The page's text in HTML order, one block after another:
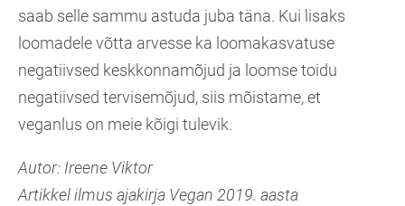
saab selle sammu astuda juba täna. Kui lisaks
loomadele võtta arvesse ka loomakasvatuse
negatiivsed keskkonnamõjud ja loomse toidu
negatiivsed tervisemõjud, siis mõistame, et
veganlus on meie kõigi tulevik.
Autor: Ireene Viktor
Artikkel ilmus ajakirja Vegan 2019. aasta